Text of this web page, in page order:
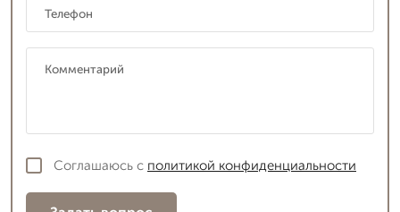
Соглашаюсь с политикой конфиденциальности